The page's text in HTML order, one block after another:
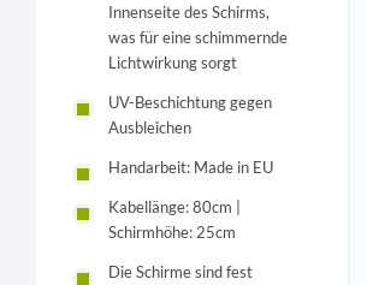
Innenseite des Schirms,
was für eine schimmernde
Lichtwirkung sorgt
UV-Beschichtung gegen
Ausbleichen
Handarbeit: Made in EU
Kabellänge: 80cm |
Schirmhöhe: 25cm
Die Schirme sind fest